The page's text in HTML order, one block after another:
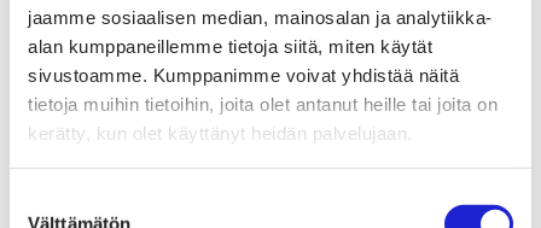
jaamme sosiaalisen median, mainosalan ja analytiikka-
alan kumppaneillemme tietoja siitä, miten käytät
sivustoamme. Kumppanimme voivat yhdistää näitä
tietoja muihin tietoihin, joita olet antanut heille tai joita on
kerätty, kun olet käyttänyt heidän palvelujaan.
Välttämätön
Tuotteilla onkin erittäin matala
reklamaatioprosentti: vain 0,1 prosenttia Dimexin
tuotteista palautuu reklamaatioiden kautta.
Tyypillisesti Dimexin työvaatteet ovat käytössä